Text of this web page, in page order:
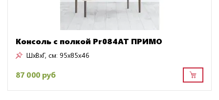
Консоль с полкой Pr084AT ПРИМО
ШxВxГ, см: 95x85x46
87 000 руб